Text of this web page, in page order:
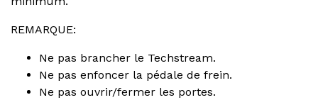
REMARQUE:
Ne pas brancher le Techstream.
Ne pas enfoncer la pédale de frein.
Ne pas ouvrir/fermer les portes.